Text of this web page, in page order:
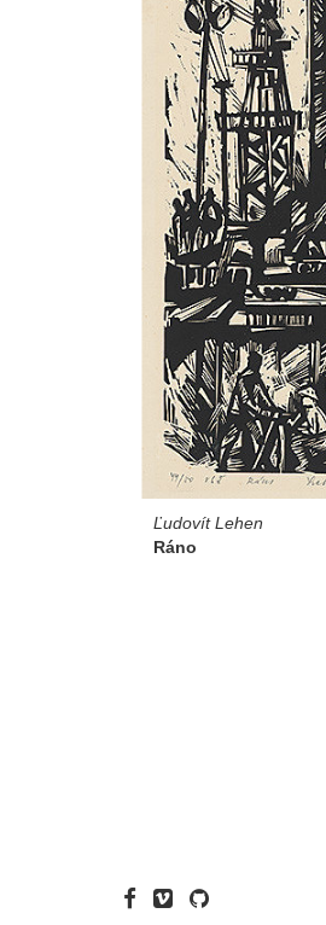
Ľudovít Lehen
Ráno